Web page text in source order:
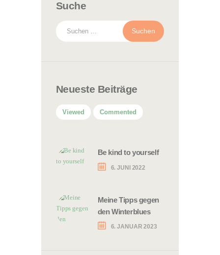
Suche
Suchen
nach:
Neueste Beiträge
Viewed Commented
Be kind to yourself
6. JUNI 2022
Meine Tipps gegen
den Winterblues
6. JANUAR 2023